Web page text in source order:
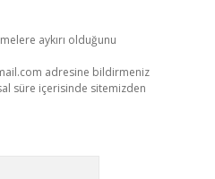
aykırı olduğunu
adresine bildirmeniz
süre içerisinde sitemizden